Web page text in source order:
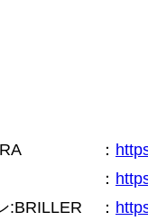
：
：
:BRILLER
：